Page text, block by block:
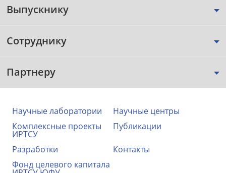
Выпускнику
Сотруднику
Партнеру
Научные лаборатории
Научные центры
Комплексные проекты
ИРТСУ
Публикации
Разработки
Контакты
Фонд целевого капитала